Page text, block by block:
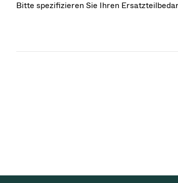
Bitte spezifizieren Sie Ihren